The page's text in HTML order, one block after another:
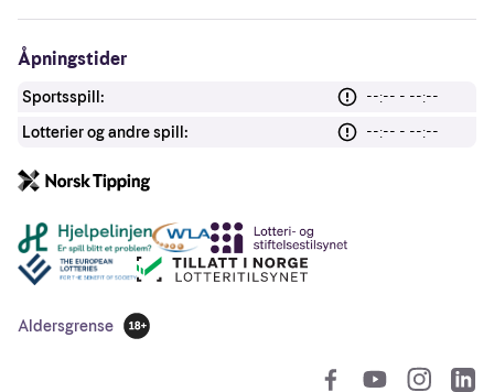
Åpningstider
Sportsspill:
--:-- - --:--
Lotterier og andre spill:
--:-- - --:--
Andre lenker
Aldersgrense
18 år